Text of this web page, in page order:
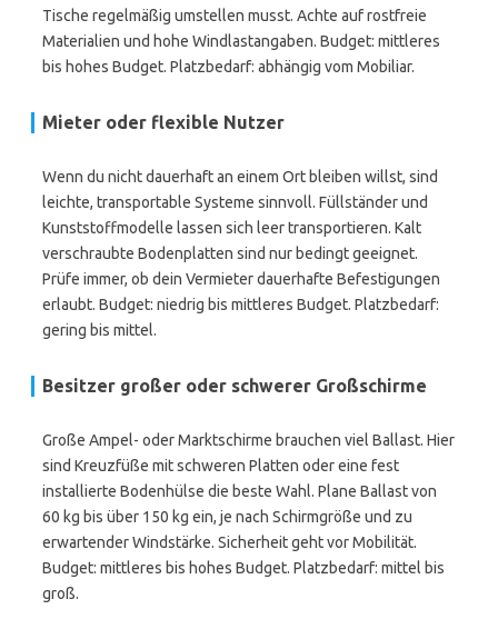
Tische regelmäßig umstellen musst. Achte auf rostfreie
Materialien und hohe Windlastangaben. Budget: mittleres
bis hohes Budget. Platzbedarf: abhängig vom Mobiliar.
Mieter oder flexible Nutzer
Wenn du nicht dauerhaft an einem Ort bleiben willst, sind
leichte, transportable Systeme sinnvoll. Füllständer und
Kunststoffmodelle lassen sich leer transportieren. Kalt
verschraubte Bodenplatten sind nur bedingt geeignet.
Prüfe immer, ob dein Vermieter dauerhafte Befestigungen
erlaubt. Budget: niedrig bis mittleres Budget. Platzbedarf:
gering bis mittel.
Besitzer großer oder schwerer Großschirme
Große Ampel- oder Marktschirme brauchen viel Ballast. Hier
sind Kreuzfüße mit schweren Platten oder eine fest
installierte Bodenhülse die beste Wahl. Plane Ballast von
60 kg bis über 150 kg ein, je nach Schirmgröße und zu
erwartender Windstärke. Sicherheit geht vor Mobilität.
Budget: mittleres bis hohes Budget. Platzbedarf: mittel bis
groß.